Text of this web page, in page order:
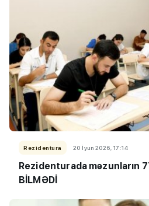
Rezidentura 20 İyun 2026, 17:14
Rezidenturada məzunların
BİLMƏDİ